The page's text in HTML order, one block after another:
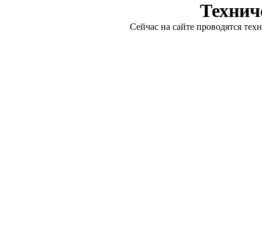
Сейчас на сайте проводятся